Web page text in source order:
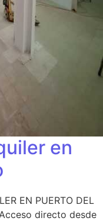
en
EN PUERTO DEL
directo desde